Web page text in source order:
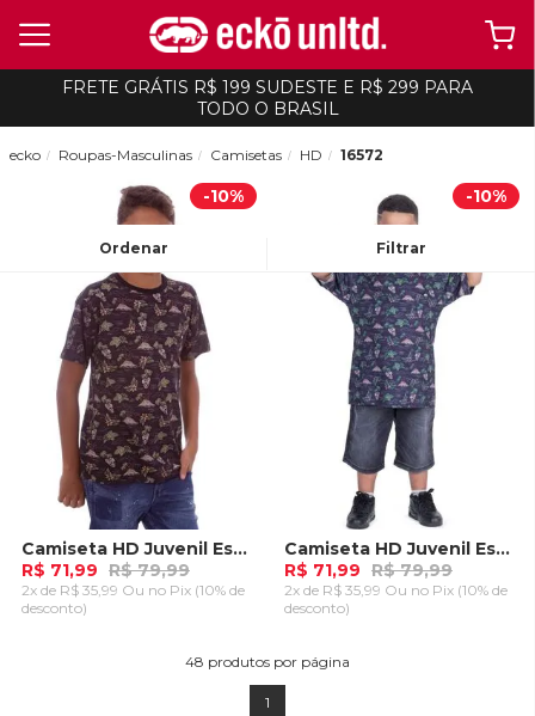
FRETE GRÁTIS R$ 199 SUDESTE E R$ 299 PARA
TODO O BRASIL
Ordenar Filtrar
ecko Roupas-Masculinas Camisetas HD 16572
-10%
Camiseta HD Juvenil Especial Estampada Island Preta
R$ 71,99 R$ 79,99
2x de R$ 35,99 Ou no Pix (10% de
desconto)
-10%
Camiseta HD Juvenil Especial Estampada Island Azul Marinho
R$ 71,99 R$ 79,99
2x de R$ 35,99 Ou no Pix (10% de
desconto)
48 produtos por página
1